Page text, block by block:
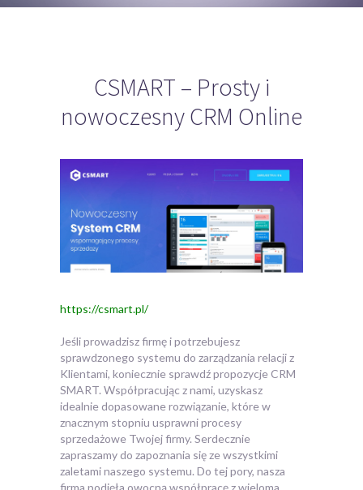
CSMART – Prosty i
nowoczesny CRM Online
https://csmart.pl/
Jeśli prowadzisz firmę i potrzebujesz
sprawdzonego systemu do zarządzania relacji z
Klientami, koniecznie sprawdź propozycje CRM
SMART. Współpracując z nami, uzyskasz
idealnie dopasowane rozwiązanie, które w
znacznym stopniu usprawni procesy
sprzedażowe Twojej firmy. Serdecznie
zapraszamy do zapoznania się ze wszystkimi
zaletami naszego systemu. Do tej pory, nasza